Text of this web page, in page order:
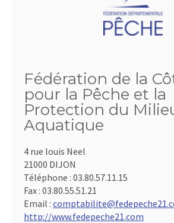
Fédération de la
pour la Pêche et la
Protection du
Aquatique
4 rue louis Neel
21000 DIJON
Téléphone : 03.80.57.11.15
Fax : 03.80.55.51.21
Email :
http://www.fedepeche21.com